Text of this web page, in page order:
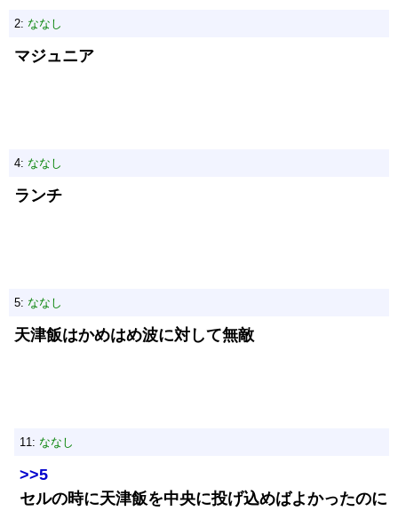
2: ななし
マジュニア
4: ななし
ランチ
5: ななし
天津飯はかめはめ波に対して無敵
11: ななし
>>5
セルの時に天津飯を中央に投げ込めばよかったのに